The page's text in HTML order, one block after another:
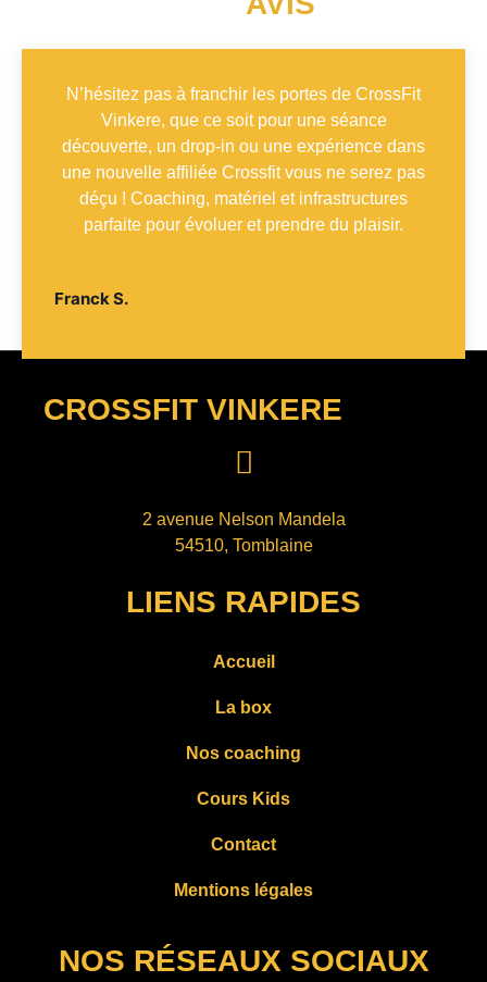
VOSAVIS
N’hésitez pas à franchir les portes de CrossFit
Vinkere, que ce soit pour une séance
découverte, un drop-in ou une expérience dans
une nouvelle affiliée Crossfit vous ne serez pas
déçu ! Coaching, matériel et infrastructures
CROSSFIT VINKERE
2 avenue Nelson Mandela
Accueil
La box
Nos coaching
Cours Kids
Contact